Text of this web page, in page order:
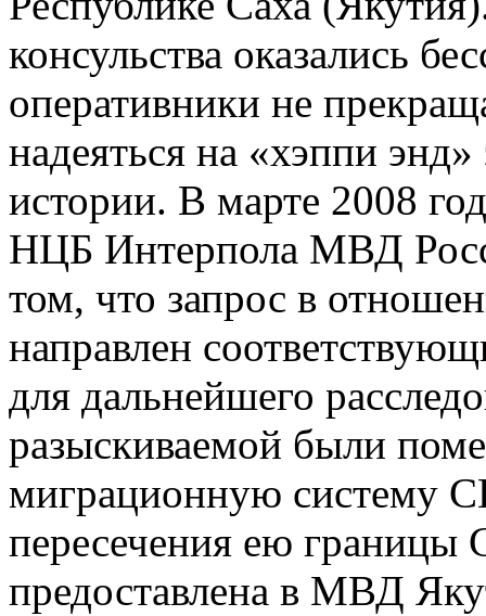
консульства оказались
оперативники не
надеяться на «хэппи
истории. В марте 2008
НЦБ Интерпола МВД
том, что запрос в
направлен
для дальнейшего
разыскиваемой были
миграционную систему
пересечения ею
предоставлена в МВД